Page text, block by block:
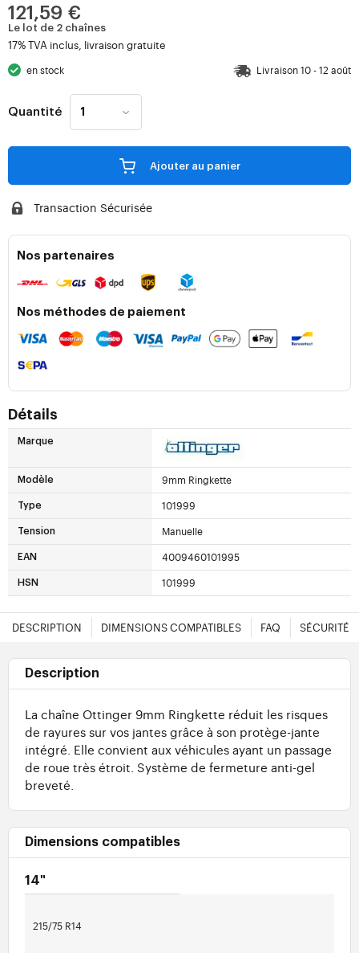
121,59 €
Le lot de 2 chaînes
17% TVA inclus, livraison gratuite
en stock Livraison 10 - 12 août
Quantité
Ajouter au panier
Transaction Sécurisée
Nos partenaires
Nos méthodes de paiement
Détails
Marque
Modèle 9mm Ringkette
Type 101999
Tension Manuelle
EAN 4009460101995
HSN 101999
DESCRIPTION DIMENSIONS COMPATIBLES FAQ SÉCURITÉ
Description
La chaîne Ottinger 9mm Ringkette réduit les risques
de rayures sur vos jantes grâce à son protège-jante
intégré. Elle convient aux véhicules ayant un passage
de roue très étroit. Système de fermeture anti-gel
breveté.
Dimensions compatibles
14"
215/75 R14